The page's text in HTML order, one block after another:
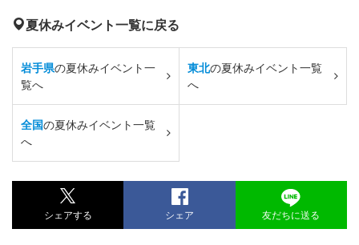
夏休みイベント一覧に戻る
岩手県の夏休みイベント一
覧へ
東北の夏休みイベント一覧
へ
全国の夏休みイベント一覧
へ
シェアする シェア 友だちに送る